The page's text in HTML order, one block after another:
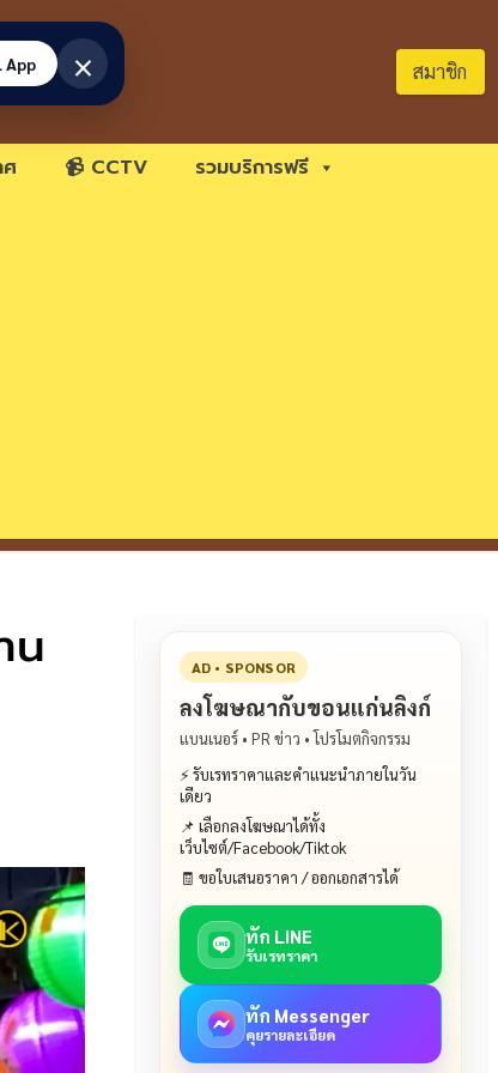
สมาชิก
📹 CCTV รวมบริการฟรี
น AD • SPONSOR
ลงโฆษณากับขอนแก่นลิงก์
แบนเนอร์ • PR ข่าว • โปรโมตกิจกรรม
⚡ รับเรทราคาและคำแนะนำภายในวัน
เดียว
📌 เลือกลงโฆษณาได้ทั้ง
เว็บไซต์/Facebook/Tiktok
🧾 ขอใบเสนอราคา / ออกเอกสารได้
ทัก LINE
รับเรทราคา
ทัก Messenger
คุยรายละเอียด
App ×